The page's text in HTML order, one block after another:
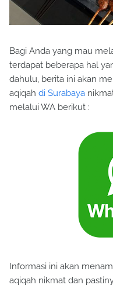
Bagi Anda yang mau
terdapat beberapa hal
dahulu, berita ini akan
aqiqah di Surabaya
melalui WA berikut :
Informasi ini akan
aqiqah nikmat dan